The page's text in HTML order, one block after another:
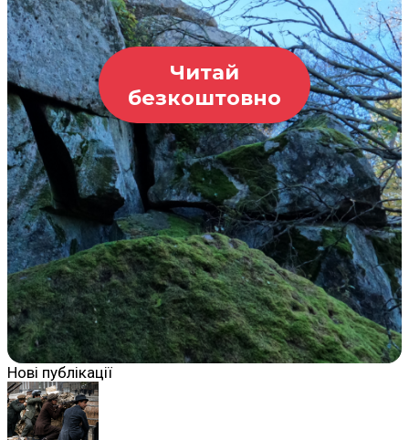
Читай
безкоштовно
Нові публікації